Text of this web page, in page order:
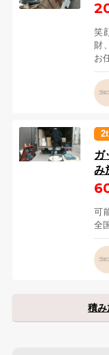
笑
財
お
ガ
み
可
全
積み